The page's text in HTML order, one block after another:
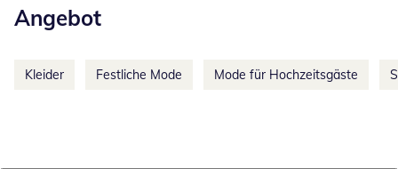
Angebot
Kleider Festliche Mode Mode für Hochzeitsgäste